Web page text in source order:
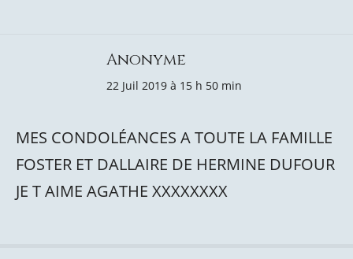
Anonyme
22 Juil 2019 à 15 h 50 min
MES CONDOLÉANCES A TOUTE LA FAMILLE
FOSTER ET DALLAIRE DE HERMINE DUFOUR
JE T AIME AGATHE XXXXXXXX